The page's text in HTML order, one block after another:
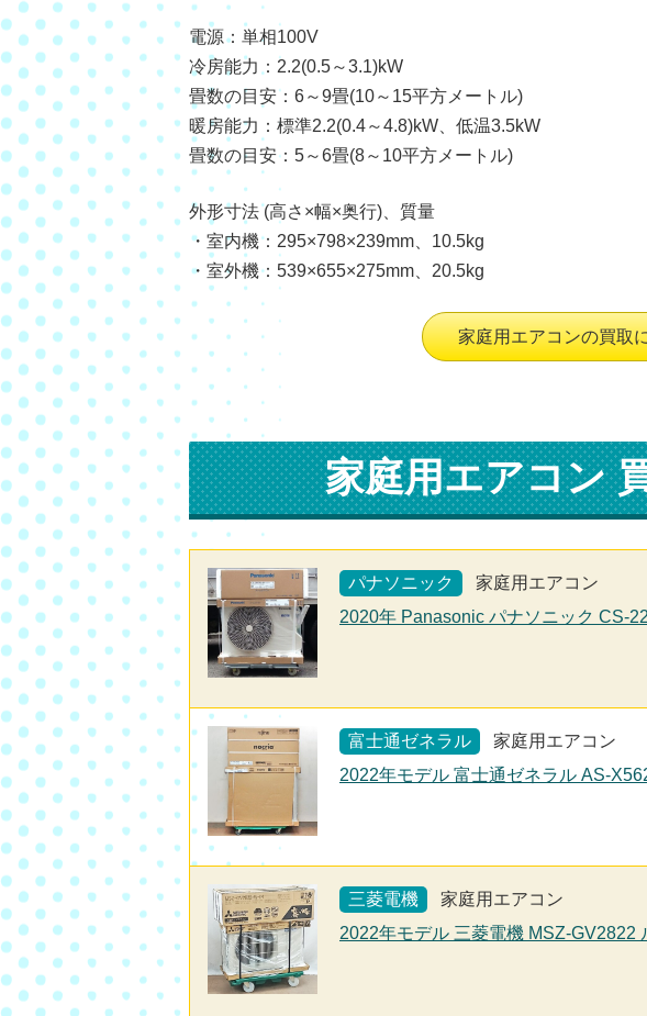
電源：単相100V
冷房能力：2.2(0.5～3.1)kW
畳数の目安：6～9畳(10～15平方メートル)
暖房能力：標準2.2(0.4～4.8)kW、低温3.5kW
畳数の目安：5～6畳(8～10平方メートル)
外形寸法 (高さ×幅×奥行)、質量
・室内機：295×798×239mm、10.5kg
・室外機：539×655×275mm、20.5kg
家庭用エアコンの買取
家庭用エアコン
パナソニック
家庭用エアコン
2020年 Panasonic パナソニック CS-
富士通ゼネラル
家庭用エアコン
2022年モデル 富士通ゼネラル AS-
三菱電機
家庭用エアコン
2022年モデル 三菱電機 MSZ-GV2822